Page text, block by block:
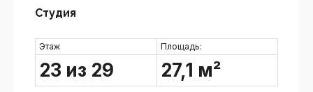
Студия
Этаж Площадь:
23 из 29 27,1 м²